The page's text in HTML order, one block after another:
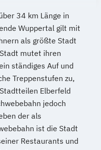
34 km Länge in
Wuppertal gilt mit
als größte Stadt
mutet ihren
ständiges Auf und
Treppenstufen zu,
Elberfeld
jedoch
der als
ist die Stadt
Restaurants und